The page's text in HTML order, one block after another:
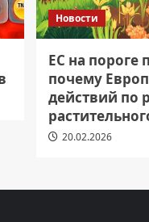
Новости
ЕС на пороге
почему
действий по
20.02.2026